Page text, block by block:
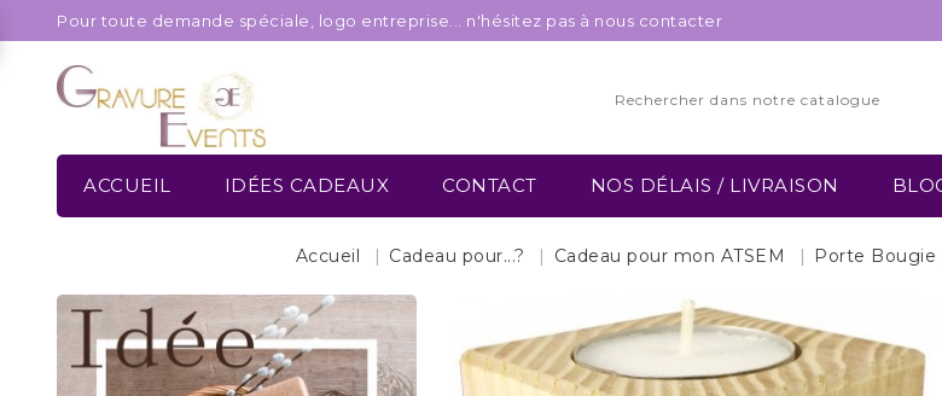
Pour toute demande spéciale, logo entreprise... n'hésitez pas à nous contacter
ACCUEIL IDÉES CADEAUX CONTACT NOS DÉLAIS / LIVRAISON
Accueil Cadeau pour...? Cadeau pour mon ATSEM Porte Bougie